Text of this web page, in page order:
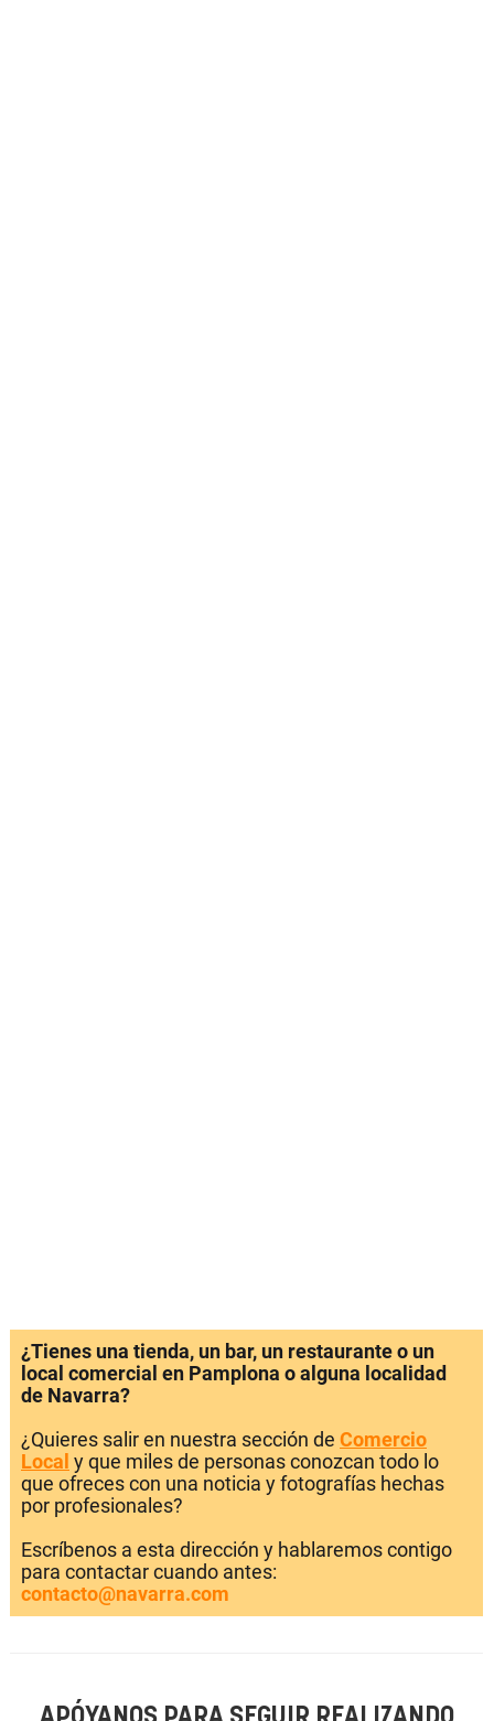
¿Tienes una tienda, un bar, un restaurante o un
local comercial en Pamplona o alguna localidad
de Navarra?
¿Quieres salir en nuestra sección de Comercio
Local y que miles de personas conozcan todo lo
que ofreces con una noticia y fotografías hechas
por profesionales?
Escríbenos a esta dirección y hablaremos contigo
para contactar cuando antes:
contacto@navarra.com